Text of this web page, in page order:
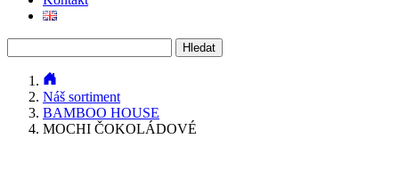
Náš sortiment
BAMBOO HOUSE
MOCHI ČOKOLÁDOVÉ